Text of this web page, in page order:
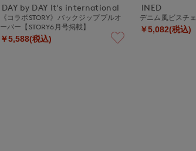
DAY by DAY It's international
《コラボSTORY》バックジッププルオ
ーバー【STORY6月号掲載】
￥5,588(税込)
INED
デニム風ビスチェ
￥5,082(税込)